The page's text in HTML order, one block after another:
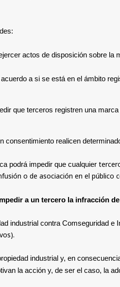
actos de disposición sobre la
a si se está en el ámbito
que terceros registren una
consentimiento realicen
podrá impedir que cualquier
o de asociación en el público
a un tercero la infracción
industrial contra Comseguridad
industrial y, en
la acción y, de ser el caso, la